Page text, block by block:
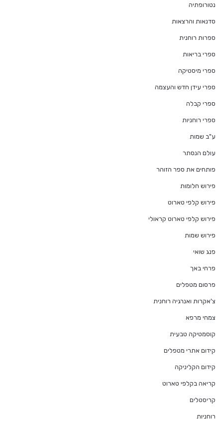
נטורופתיה
סדנאות והרצאות
ספרות רוחנית
ספרי בריאות
ספרי מיסטיקה
ספרי עידן חדש והעצמה
ספרי קבלה
ספרי רוחניות
ע"ב שמות
עולם הנסתר
פותחים את ספר הזוהר
פירוש חלומות
פירוש קלפי טארוט
פירוש קלפי טארוט קראולי
פירוש שמות
פנג שואי
פרחי באך
פרסום מטפלים
צ'אקרות ואנרגיה רוחנית
צמחי מרפא
קוסמטיקה טבעית
קידום אתרי מטפלים
קידום הקליניקה
קריאה בקלפי טארוט
קריסטלים
רוחניות